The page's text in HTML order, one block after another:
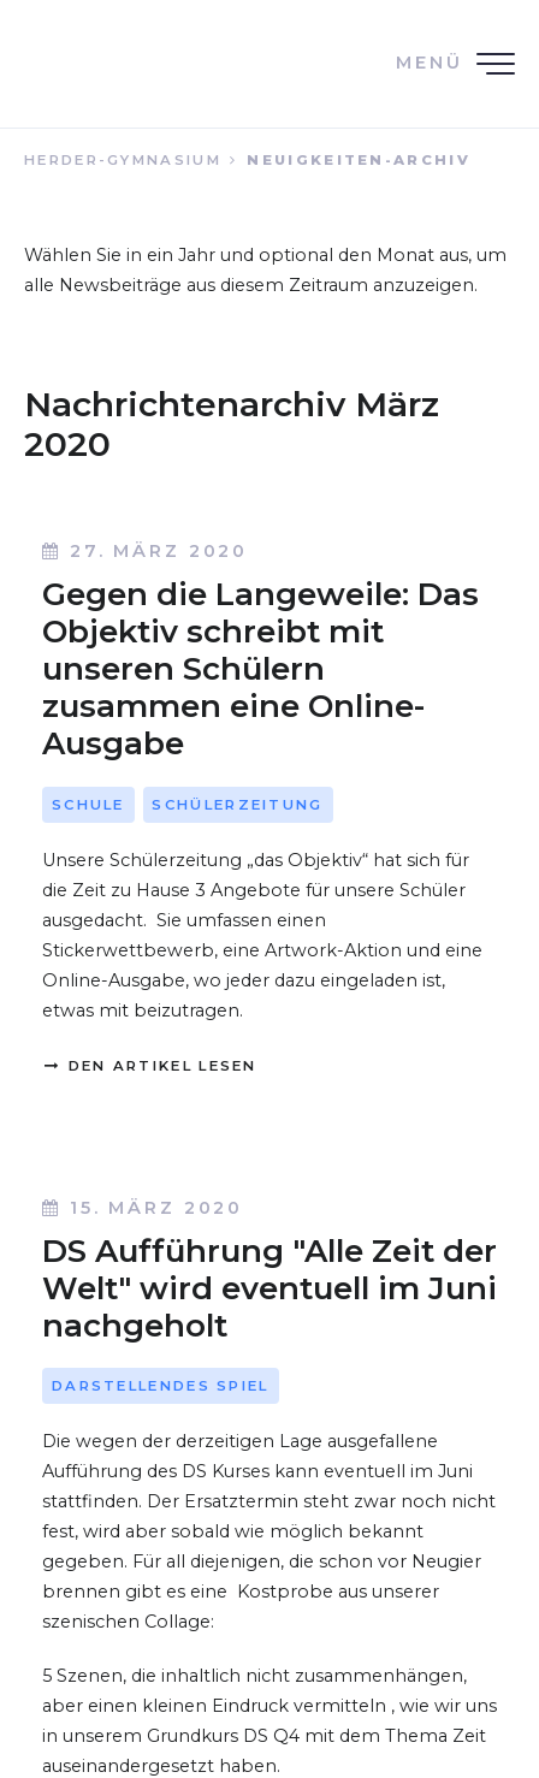
MENÜ
HERDER-GYMNASIUM NEUIGKEITEN-ARCHIV
Wählen Sie in ein Jahr und optional den Monat aus, um
alle Newsbeiträge aus diesem Zeitraum anzuzeigen.
Nachrichtenarchiv März
2020
27. MÄRZ 2020
Gegen die Langeweile: Das
Objektiv schreibt mit
unseren Schülern
zusammen eine Online-
Ausgabe
SCHULE SCHÜLERZEITUNG
Unsere Schülerzeitung „das Objektiv“ hat sich für
die Zeit zu Hause 3 Angebote für unsere Schüler
ausgedacht. Sie umfassen einen
Stickerwettbewerb, eine Artwork-Aktion und eine
Online-Ausgabe, wo jeder dazu eingeladen ist,
etwas mit beizutragen.
DEN ARTIKEL LESEN
15. MÄRZ 2020
DS Aufführung "Alle Zeit der
Welt" wird eventuell im Juni
nachgeholt
DARSTELLENDES SPIEL
Die wegen der derzeitigen Lage ausgefallene
Aufführung des DS Kurses kann eventuell im Juni
stattfinden. Der Ersatztermin steht zwar noch nicht
fest, wird aber sobald wie möglich bekannt
gegeben. Für all diejenigen, die schon vor Neugier
brennen gibt es eine Kostprobe aus unserer
szenischen Collage:
5 Szenen, die inhaltlich nicht zusammenhängen,
aber einen kleinen Eindruck vermitteln , wie wir uns
in unserem Grundkurs DS Q4 mit dem Thema Zeit
auseinandergesetzt haben.